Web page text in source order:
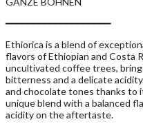
━━━━━━━━━━━━━━━━━━━
Ethiorica is a blend of
flavors of Ethiopian and Costa
uncultivated coffee trees,
bitterness and a delicate
and chocolate tones thanks to
unique blend with a balanced
acidity on the aftertaste.